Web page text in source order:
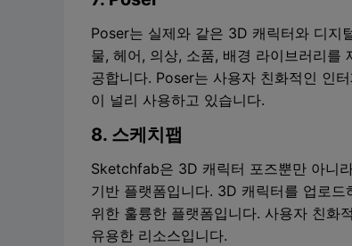
Poser는 실제와 같은 3D 캐릭터와 디지
물, 헤어, 의상, 소품, 배경 라이브러리를
공합니다. Poser는 사용자 친화적인 인
이 널리 사용하고 있습니다.
8. 스케치팹
Sketchfab은 3D 캐릭터 포즈뿐만 아니
기반 플랫폼입니다. 3D 캐릭터를 업로
위한 훌륭한 플랫폼입니다. 사용자 친화
유용한 리소스입니다.